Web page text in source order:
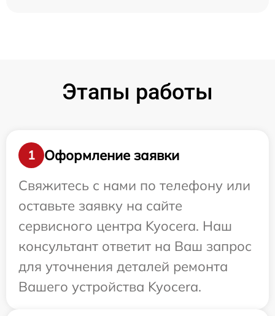
Этапы работы
1
Оформление заявки
Свяжитесь с нами по телефону или
оставьте заявку на сайте
сервисного центра Kyocera. Наш
консультант ответит на Ваш запрос
для уточнения деталей ремонта
Вашего устройства Kyocera.